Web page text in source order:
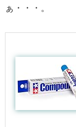
ぁ・・・。